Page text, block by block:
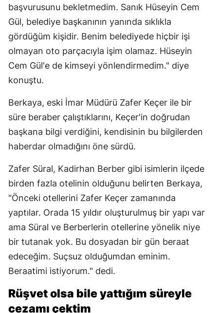
başvurusunu bekletmedim. Sanık Hüseyin Cem
Gül, belediye başkanının yanında sıklıkla
gördüğüm kişidir. Benim belediyede hiçbir işi
olmayan oto parçacıyla işim olamaz. Hüseyin
Cem Gül'e de kimseyi yönlendirmedim." diye
konuştu.
Berkaya, eski İmar Müdürü Zafer Keçer ile bir
süre beraber çalıştıklarını, Keçer'in doğrudan
başkana bilgi verdiğini, kendisinin bu bilgilerden
haberdar olmadığını öne sürdü.
Zafer Süral, Kadirhan Berber gibi isimlerin ilçede
birden fazla otelinin olduğunu belirten Berkaya,
"Önceki otellerini Zafer Keçer zamanında
yaptılar. Orada 15 yıldır oluşturulmuş bir yapı var
ama Süral ve Berberlerin otellerine yönelik niye
bir tutanak yok. Bu dosyadan bir gün beraat
edeceğim. Suçsuz olduğumdan eminim.
Beraatimi istiyorum." dedi.
Rüşvet olsa bile yattığım süreyle
cezamı çektim